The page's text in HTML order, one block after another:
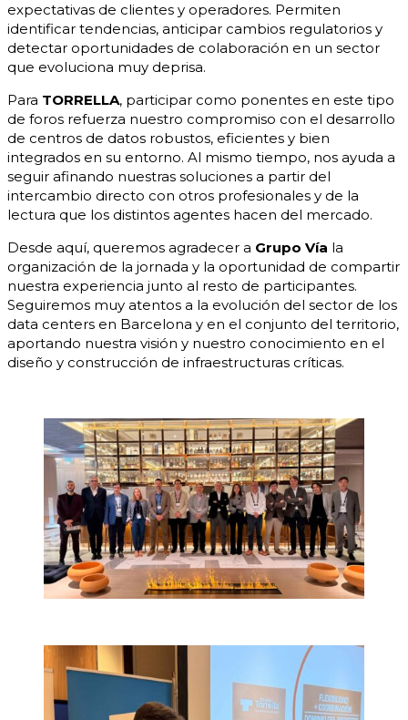
expectativas de clientes y operadores. Permiten
identificar tendencias, anticipar cambios regulatorios y
detectar oportunidades de colaboración en un sector
que evoluciona muy deprisa.
Para TORRELLA, participar como ponentes en este tipo
de foros refuerza nuestro compromiso con el desarrollo
de centros de datos robustos, eficientes y bien
integrados en su entorno. Al mismo tiempo, nos ayuda a
seguir afinando nuestras soluciones a partir del
intercambio directo con otros profesionales y de la
lectura que los distintos agentes hacen del mercado.
Desde aquí, queremos agradecer a Grupo Vía la
organización de la jornada y la oportunidad de compartir
nuestra experiencia junto al resto de participantes.
Seguiremos muy atentos a la evolución del sector de los
data centers en Barcelona y en el conjunto del territorio,
aportando nuestra visión y nuestro conocimiento en el
diseño y construcción de infraestructuras críticas.